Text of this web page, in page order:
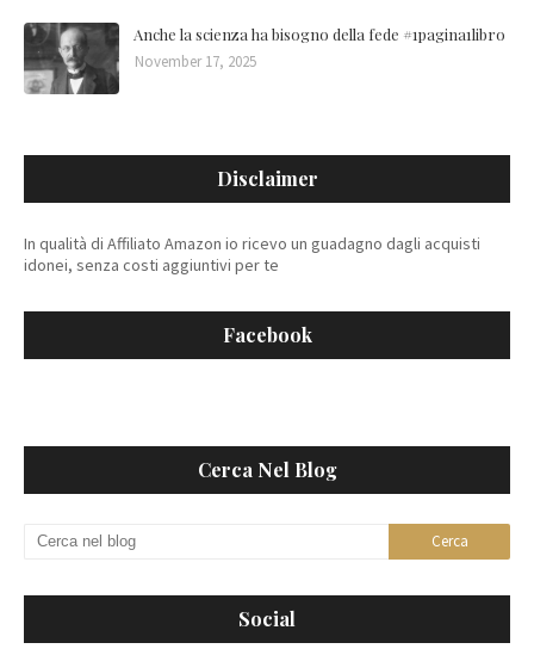
Anche la scienza ha bisogno della fede #1pagina1libro
November 17, 2025
Disclaimer
In qualità di Affiliato Amazon io ricevo un guadagno dagli acquisti
idonei, senza costi aggiuntivi per te
Facebook
Cerca Nel Blog
Social